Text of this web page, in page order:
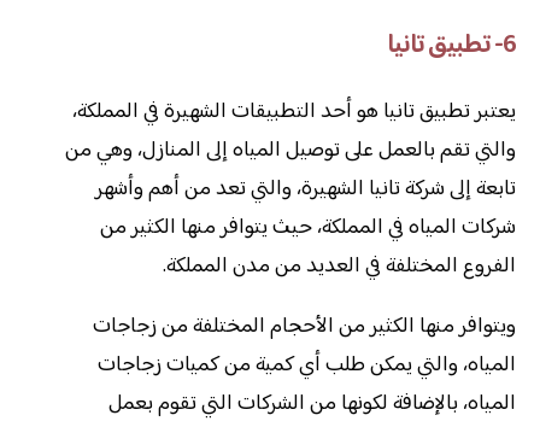
6- تطبيق تانيا
يعتبر تطبيق تانيا هو أحد التطبيقات الشهيرة في المملكة،
والتي تقم بالعمل على توصيل المياه إلى المنازل، وهي من
تابعة إلى شركة تانيا الشهيرة، والتي تعد من أهم وأشهر
شركات المياه في المملكة، حيث يتوافر منها الكثير من
الفروع المختلفة في العديد من مدن المملكة.
ويتوافر منها الكثير من الأحجام المختلفة من زجاجات
المياه، والتي يمكن طلب أي كمية من كميات زجاجات
المياه، بالإضافة لكونها من الشركات التي تقوم بعمل